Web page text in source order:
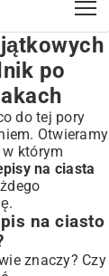
ciast –
smakach
ciasto staje się
–
– sprawdzone
nietypowe
przepisu do
na
po
do tej pory
Otwieramy
w którym
na ciasta
na ciasto
znaczy? Czy